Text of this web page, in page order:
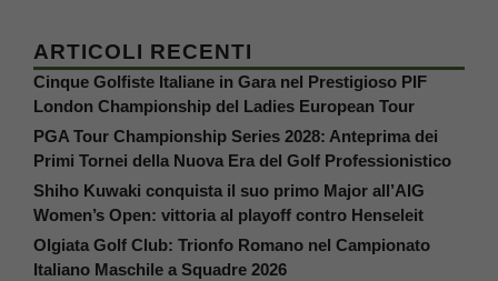
ARTICOLI RECENTI
Cinque Golfiste Italiane in Gara nel Prestigioso PIF
London Championship del Ladies European Tour
PGA Tour Championship Series 2028: Anteprima dei
Primi Tornei della Nuova Era del Golf Professionistico
Shiho Kuwaki conquista il suo primo Major all’AIG
Women’s Open: vittoria al playoff contro Henseleit
Olgiata Golf Club: Trionfo Romano nel Campionato
Italiano Maschile a Squadre 2026